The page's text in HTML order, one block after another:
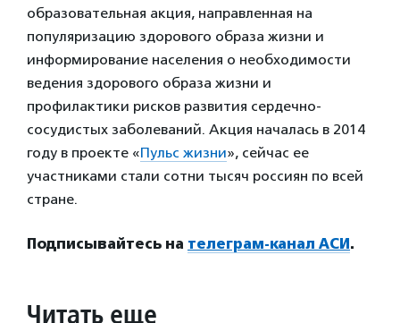
образовательная акция, направленная на
популяризацию здорового образа жизни и
информирование населения о необходимости
ведения здорового образа жизни и
профилактики рисков развития сердечно-
сосудистых заболеваний. Акция началась в 2014
году в проекте «Пульс жизни», сейчас ее
участниками стали сотни тысяч россиян по всей
стране.
Подписывайтесь на телеграм-канал АСИ.
Читать еще